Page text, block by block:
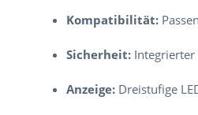
Kompatibilität:
Sicherheit: Integrierter
Anzeige: Dreistufige